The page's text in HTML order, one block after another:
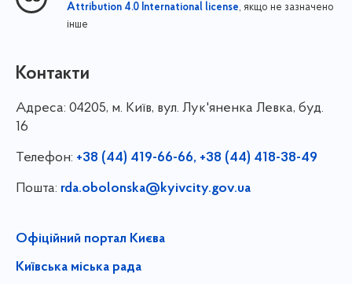
Attribution 4.0 International license, якщо не зазначено
інше
Контакти
Адреса: 04205, м. Київ, вул. Лук'яненка Левка, буд.
16
Телефон: +38 (44) 419-66-66, +38 (44) 418-38-49
Пошта: rda.obolonska@kyivcity.gov.ua
Офіційний портал Києва
Київська міська рада